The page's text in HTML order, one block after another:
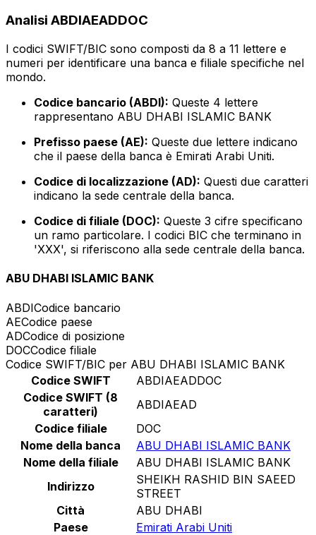
Analisi ABDIAEADDOC
I codici SWIFT/BIC sono composti da 8 a 11 lettere e
numeri per identificare una banca e filiale specifiche nel
mondo.
Codice bancario (ABDI): Queste 4 lettere
rappresentano ABU DHABI ISLAMIC BANK
Prefisso paese (AE): Queste due lettere indicano
che il paese della banca è Emirati Arabi Uniti.
Codice di localizzazione (AD): Questi due caratteri
indicano la sede centrale della banca.
Codice di filiale (DOC): Queste 3 cifre specificano
un ramo particolare. I codici BIC che terminano in
'XXX', si riferiscono alla sede centrale della banca.
ABU DHABI ISLAMIC BANK
ABDICodice bancario
AECodice paese
ADCodice di posizione
DOCCodice filiale
Codice SWIFT/BIC per ABU DHABI ISLAMIC BANK
Codice SWIFT
ABDIAEADDOC
Codice SWIFT (8
caratteri)
ABDIAEAD
Codice filiale
DOC
Nome della banca
ABU DHABI ISLAMIC BANK
Nome della filiale
ABU DHABI ISLAMIC BANK
Indirizzo
SHEIKH RASHID BIN SAEED
STREET
Città
ABU DHABI
Paese
Emirati Arabi Uniti